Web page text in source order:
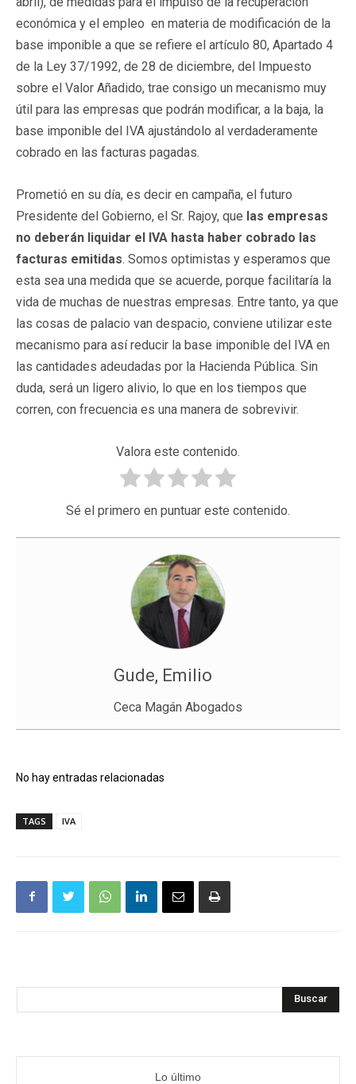
económica y el empleo en materia de modificación de la
base imponible a que se refiere el artículo 80, Apartado 4
de la Ley 37/1992, de 28 de diciembre, del Impuesto
sobre el Valor Añadido, trae consigo un mecanismo muy
útil para las empresas que podrán modificar, a la baja, la
base imponible del IVA ajustándolo al verdaderamente
cobrado en las facturas pagadas.
Prometió en su día, es decir en campaña, el futuro
Presidente del Gobierno, el Sr. Rajoy, que las empresas
no deberán liquidar el IVA hasta haber cobrado las
facturas emitidas. Somos optimistas y esperamos que
esta sea una medida que se acuerde, porque facilitaría la
vida de muchas de nuestras empresas. Entre tanto, ya que
las cosas de palacio van despacio, conviene utilizar este
mecanismo para así reducir la base imponible del IVA en
las cantidades adeudadas por la Hacienda Pública. Sin
duda, será un ligero alivio, lo que en los tiempos que
corren, con frecuencia es una manera de sobrevivir.
Valora este contenido.
Sé el primero en puntuar este contenido.
Gude, Emilio
Ceca Magán Abogados
No hay entradas relacionadas
TAGS IVA
Buscar
Lo último